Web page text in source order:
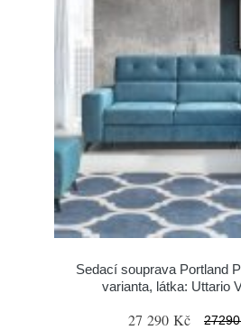
Sedací souprava Portland
varianta, látka: Uttario
27 290 Kč